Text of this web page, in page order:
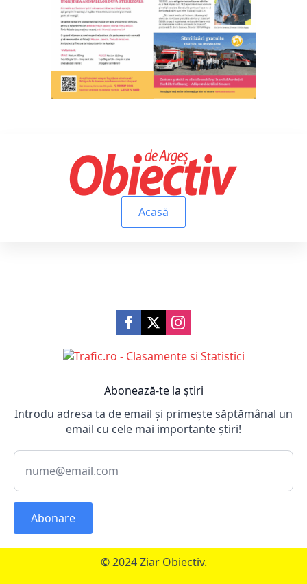
Acasă
Abonează-te la știri
Introdu adresa ta de email și primește săptămânal un
email cu cele mai importante știri!
Abonare
© 2024 Ziar Obiectiv.